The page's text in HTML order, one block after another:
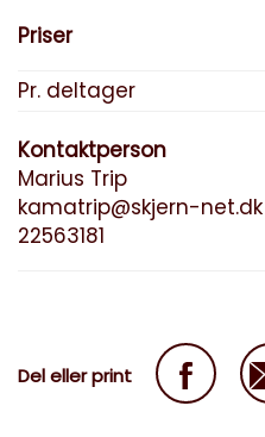
Priser
Pr. deltager
Kontaktperson
Marius Trip
kamatrip@skjern-net.dk
22563181
Del eller print